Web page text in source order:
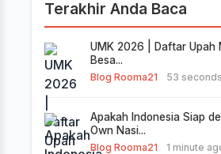
Terakhir Anda Baca
UMK 2026 | Daftar Upah
Besa...
Blog Rooma21 53
Apakah Indonesia Siap
Own Nasi...
Blog Rooma21 1 minute